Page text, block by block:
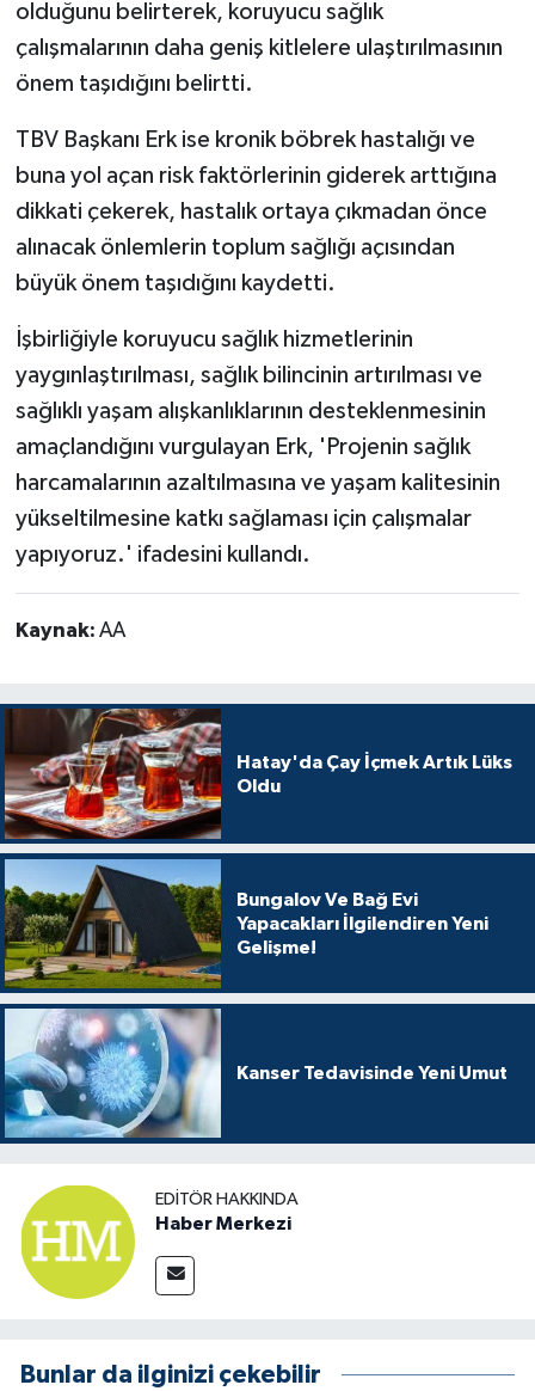
olduğunu belirterek, koruyucu sağlık
çalışmalarının daha geniş kitlelere ulaştırılmasının
önem taşıdığını belirtti.
TBV Başkanı Erk ise kronik böbrek hastalığı ve
buna yol açan risk faktörlerinin giderek arttığına
dikkati çekerek, hastalık ortaya çıkmadan önce
alınacak önlemlerin toplum sağlığı açısından
büyük önem taşıdığını kaydetti.
İşbirliğiyle koruyucu sağlık hizmetlerinin
yaygınlaştırılması, sağlık bilincinin artırılması ve
sağlıklı yaşam alışkanlıklarının desteklenmesinin
amaçlandığını vurgulayan Erk, 'Projenin sağlık
harcamalarının azaltılmasına ve yaşam kalitesinin
yükseltilmesine katkı sağlaması için çalışmalar
yapıyoruz.' ifadesini kullandı.
Kaynak: AA
Hatay'da Çay İçmek Artık Lüks
Oldu
Bungalov Ve Bağ Evi
Yapacakları İlgilendiren Yeni
Gelişme!
Kanser Tedavisinde Yeni Umut
EDITÖR HAKKINDA
Haber Merkezi
Bunlar da ilginizi çekebilir